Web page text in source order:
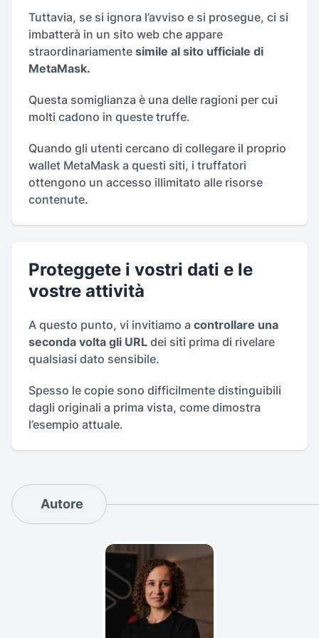
Tuttavia, se si ignora l’avviso e si prosegue, ci si
imbatterà in un sito web che appare
straordinariamente simile al sito ufficiale di
MetaMask.
Questa somiglianza è una delle ragioni per cui
molti cadono in queste truffe.
Quando gli utenti cercano di collegare il proprio
wallet MetaMask a questi siti, i truffatori
ottengono un accesso illimitato alle risorse
contenute.
Proteggete i vostri dati e le
vostre attività
A questo punto, vi invitiamo a controllare una
seconda volta gli URL dei siti prima di rivelare
qualsiasi dato sensibile.
Spesso le copie sono difficilmente distinguibili
dagli originali a prima vista, come dimostra
l’esempio attuale.
Autore